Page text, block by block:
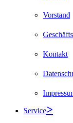
Vorstand
Kontakt
Service